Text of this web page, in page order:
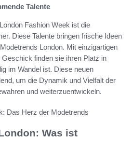
Talente
Fashion Week ist die
Diese Talente bringen frische Ideen
London. Mit einzigartigen
finden sie ihren Platz in
im Wandel ist. Diese neuen
um die Dynamik und Vielfalt der
und weiterzuentwickeln.
Was ist